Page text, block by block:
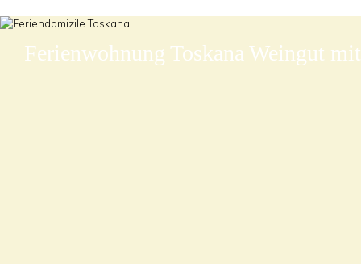
Ferienwohnung Toskana Weingut